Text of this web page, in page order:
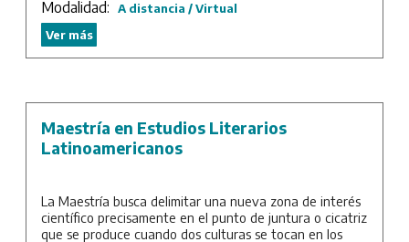
reproducción, su conservación y su transmisión. Se
propone, por lo tanto, reflexionar críticamente y, al
mismo tiempo, sobre la base de una formación técnica
Modalidad:
A distancia / Virtual
Ver más
Maestría en Estudios Literarios
Latinoamericanos
La Maestría busca delimitar una nueva zona de interés
científico precisamente en el punto de juntura o cicatriz
que se produce cuando dos culturas se tocan en los